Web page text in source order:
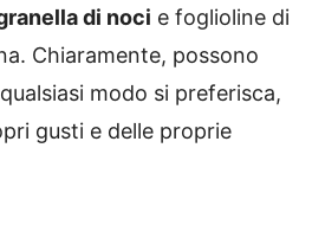
di noci e foglioline di
Chiaramente, possono
modo si preferisca,
gusti e delle proprie